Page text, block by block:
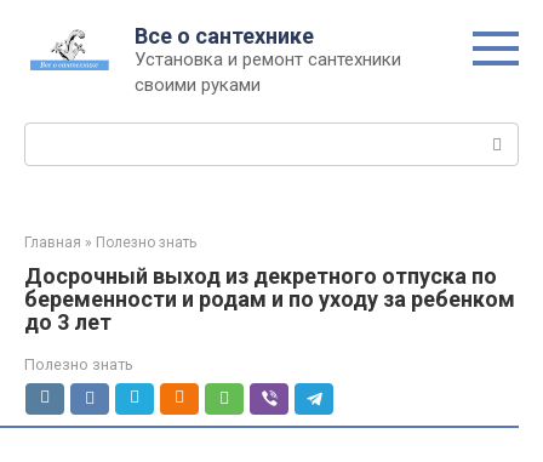
контенту
Все о сантехнике
Установка и ремонт сантехники
своими руками
Главная » Полезно знать
Досрочный выход из декретного отпуска по
беременности и родам и по уходу за ребенком
до 3 лет
Полезно знать